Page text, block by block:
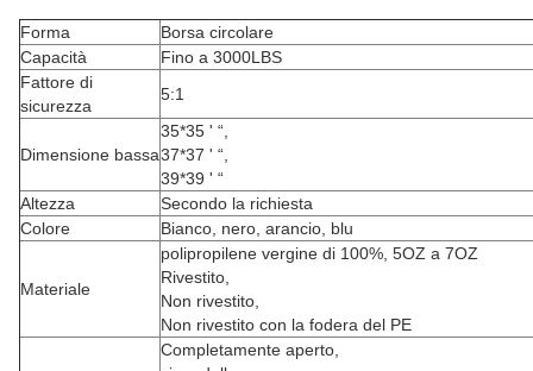
Forma
Borsa circolare
Capacità
Fino a 3000LBS
Fattore di
sicurezza
5:1
Dimensione bassa
35*35 ' “,
37*37 ' “,
39*39 ' “
Altezza
Secondo la richiesta
Colore
Bianco, nero, arancio, blu
Materiale
polipropilene vergine di 100%, 5OZ a 7OZ
Rivestito,
Non rivestito,
Non rivestito con la fodera del PE
Completamente aperto,